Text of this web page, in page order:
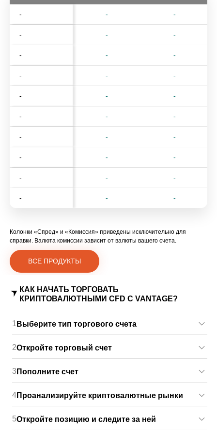
- - -
- - -
- - -
- - -
- - -
- - -
- - -
- - -
- - -
- - -
Колонки «Спред» и «Комиссия» приведены исключительно для
справки. Валюта комиссии зависит от валюты вашего счета.
ВСЕ ПРОДУКТЫ
КАК НАЧАТЬ ТОРГОВАТЬ
КРИПТОВАЛЮТНЫМИ CFD С VANTAGE?
1 Выберите тип торгового счета
2Откройте торговый счет
3 Пополните счет
4Проанализируйте криптовалютные рынки
5Откройте позицию и следите за ней